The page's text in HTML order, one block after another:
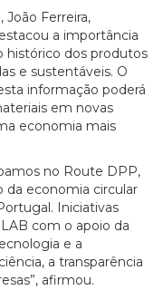
Ferreira,
a importância
histórico dos produtos
e sustentáveis. O
informação poderá
em novas
economia mais
no Route DPP,
da economia circular
Iniciativas
com o apoio da
e a
a transparência
afirmou.